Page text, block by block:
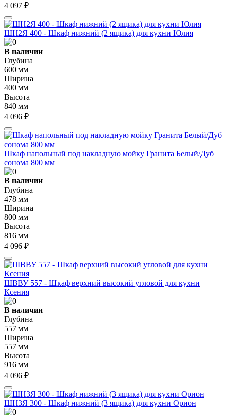
4 097 ₽
ШН2Я 400 - Шкаф нижний (2 ящика) для кухни Юлия
В наличии
Глубина
600 мм
Ширина
400 мм
Высота
840 мм
4 096 ₽
Шкаф напольный под накладную мойку Гранита Белый/Дуб
сонома 800 мм
В наличии
Глубина
478 мм
Ширина
800 мм
Высота
816 мм
4 096 ₽
ШВВУ 557 - Шкаф верхний высокий угловой для кухни
Ксения
В наличии
Глубина
557 мм
Ширина
557 мм
Высота
916 мм
4 096 ₽
ШН3Я 300 - Шкаф нижний (3 ящика) для кухни Орион